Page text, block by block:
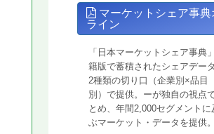
マーケットシェア事典
ライン
「日本マーケットシェア事典
籍版で蓄積されたシェアデー
2種類の切り口（企業別×品目
別）で提供。ーが独自の視点
とめ、年間2,000セグメントに
ぶマーケット・データを提供。